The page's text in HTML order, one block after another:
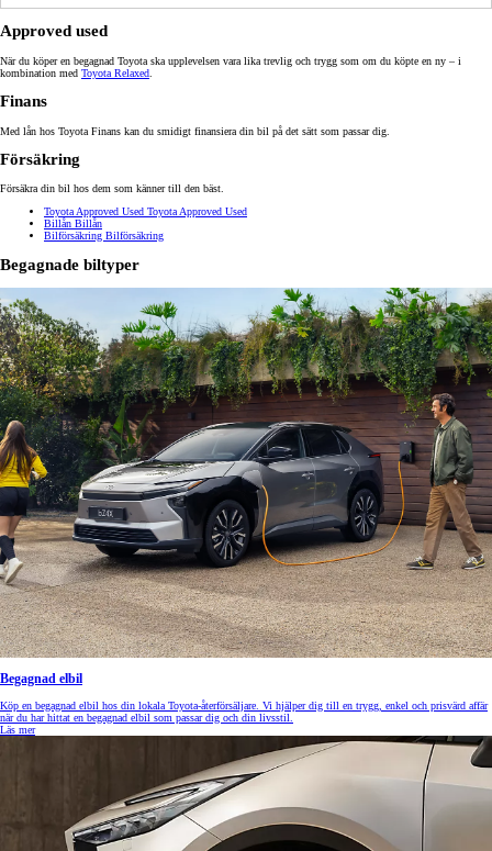
Approved used
När du köper en begagnad Toyota ska upplevelsen vara lika trevlig och trygg som om du köpte en ny – i
kombination med Toyota Relaxed
Finans
Med lån hos Toyota Finans kan du smidigt finansiera din bil på det sätt som passar dig.
Försäkring
Försäkra din bil hos dem som känner till den bäst.
Toyota Approved Used Toyota Approved Used
Billån Billån
Bilförsäkring Bilförsäkring
Begagnade biltyper
Begagnad elbil
Köp en begagnad elbil hos din lokala Toyota-återförsäljare. Vi hjälper dig till en trygg, enkel och prisvärd affär
när du har hittat en begagnad elbil som passar dig och din livsstil.
Läs mer